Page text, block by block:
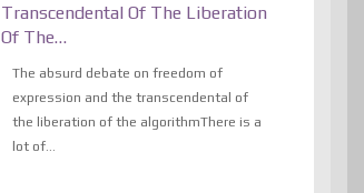
Transcendental Of The Liberation
Of The…
The absurd debate on freedom of
expression and the transcendental of
the liberation of the algorithmThere is a
lot of...